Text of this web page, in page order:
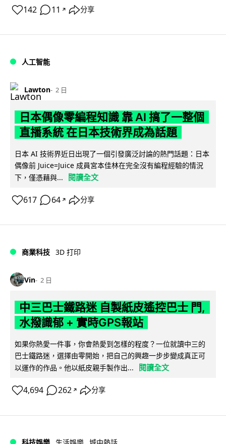
142 11 ↗ 分享
人工智能
Lawton 2 日
日本偶像零編程知識 靠 AI 搞了一整個
直播系統 在日本技術界成為話題
日本 AI 技術界近日出現了一個引發廣泛討論的熱門話題：日本
偶像前 Juice=Juice 成員宮本佳林在完全沒有編程經驗的情況
下，僅憑藉與...
閱讀全文
617 64 ↗ 分享
商業科技 3D 打印
Vin 2 日
中三巴士鐵路迷 自製紙皮遙控巴士 門,
水撥識郁 + 實時GPS報站
如果你熱愛一件事，你會熱愛到怎樣的程度？一位就讀中三的
巴士鐵路迷，選擇由零開始，把自己的興趣一步步變成真正可
以運作的作品。他以紙皮親手製作出...
閱讀全文
4,694 262 ↗ 分享